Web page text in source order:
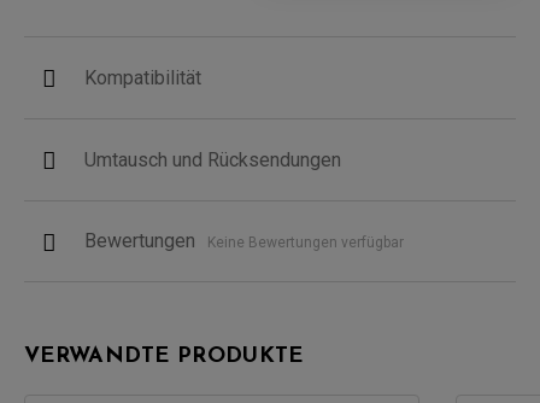
Kompatibilität
Umtausch und Rücksendungen
Bewertungen Keine Bewertungen verfügbar
VERWANDTE PRODUKTE